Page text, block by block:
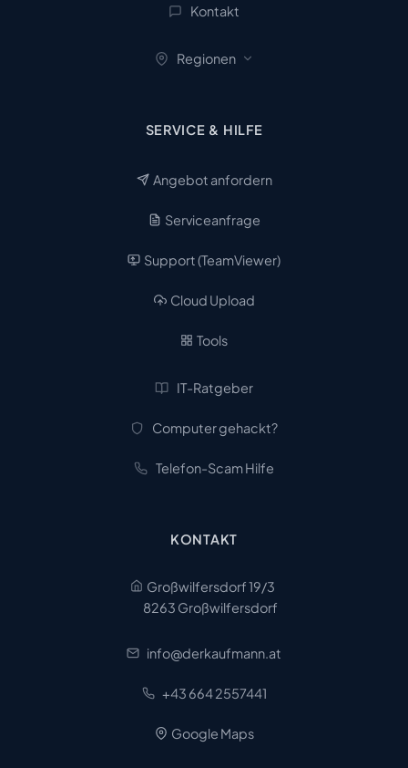
Kontakt
Regionen
SERVICE & HILFE
Angebot anfordern
Serviceanfrage
Support (TeamViewer)
Cloud Upload
Tools
IT-Ratgeber
Computer gehackt?
Telefon-Scam Hilfe
KONTAKT
Großwilfersdorf 19/3
8263 Großwilfersdorf
info@derkaufmann.at
+43 664 2557441
Google Maps